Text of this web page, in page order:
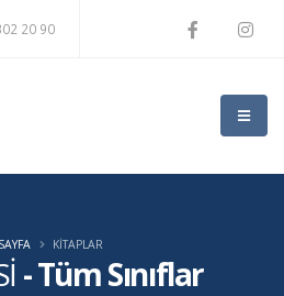
20 90
-Tüm Sınıflar
KITAPLAR